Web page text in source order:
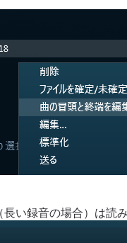
い録音の場合）は読